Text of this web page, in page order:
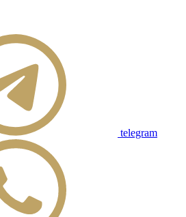
telegram